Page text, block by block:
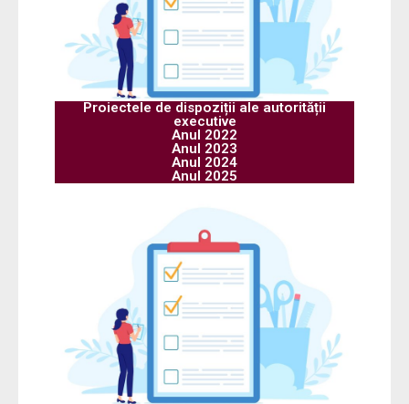
Proiectele de dispoziții ale autorității
executive
Anul 2022
Anul 2023
Anul 2024
Anul 2025